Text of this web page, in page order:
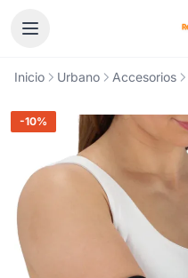
Inicio Urbano Accesorios
-10%